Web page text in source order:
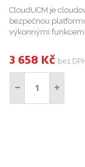
CloudUCM je
bezpečnou
výkonnými
vešk...
3 658 Kč bez